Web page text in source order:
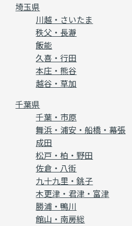
埼玉県
川越・さいたま
秩父・長瀞
飯能
久喜・行田
本庄・熊谷
越谷・草加
千葉県
千葉・市原
舞浜・浦安・船橋・幕張
成田
松戸・柏・野田
佐倉・八街
九十九里・銚子
木更津・君津・富津
勝浦・鴨川
館山・南房総